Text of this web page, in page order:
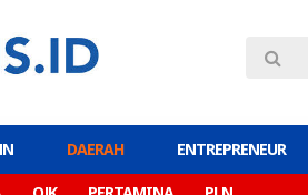
DAERAH ENTREPRENEUR